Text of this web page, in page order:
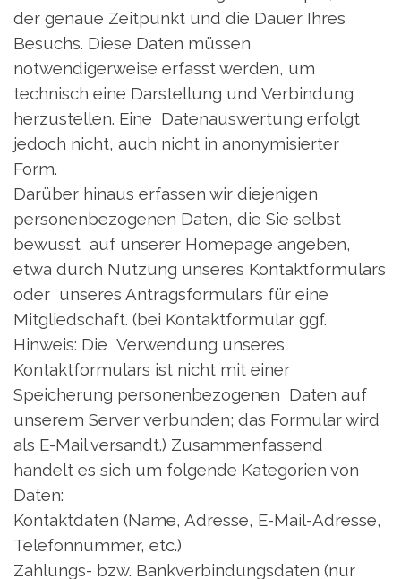
der genaue Zeitpunkt und die Dauer Ihres
Besuchs. Diese Daten müssen
notwendigerweise erfasst werden, um
technisch eine Darstellung und Verbindung
herzustellen. Eine Datenauswertung erfolgt
jedoch nicht, auch nicht in anonymisierter
Form.
Darüber hinaus erfassen wir diejenigen
personenbezogenen Daten, die Sie selbst
bewusst auf unserer Homepage angeben,
etwa durch Nutzung unseres Kontaktformulars
oder unseres Antragsformulars für eine
Mitgliedschaft. (bei Kontaktformular ggf.
Hinweis: Die Verwendung unseres
Kontaktformulars ist nicht mit einer
Speicherung personenbezogenen Daten auf
unserem Server verbunden; das Formular wird
als E-Mail versandt.) Zusammenfassend
handelt es sich um folgende Kategorien von
Daten:
Kontaktdaten (Name, Adresse, E-Mail-Adresse,
Telefonnummer, etc.)
Zahlungs- bzw. Bankverbindungsdaten (nur